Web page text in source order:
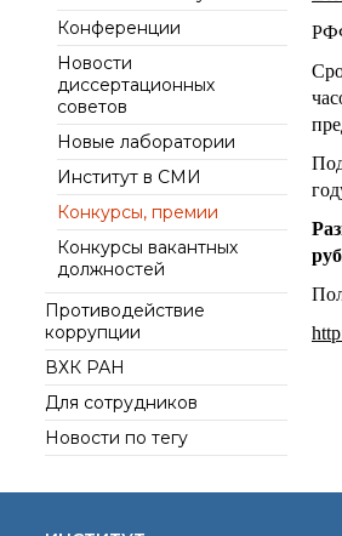
института
Ученый совет ИОХ РАН
Диссертационные
советы
Документы
Контакты
интеллект
Аддитивные
технологии
Электронная
Награды
проекты
проект
Конференции
Новости
диссертационных
советов
Новые лаборатории
Институт в СМИ
Конкурсы, премии
Конкурсы вакантных
должностей
Противодействие
коррупции
ВХК РАН
Для сотрудников
Новости по тегу